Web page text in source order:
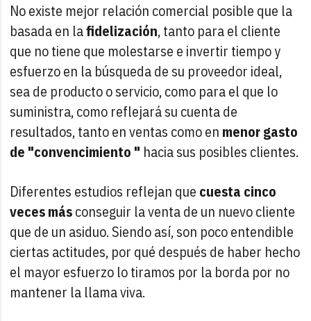
No existe mejor relación comercial posible que la
basada en lafidelización, tanto para el cliente
que no tiene que molestarse e invertir tiempo y
esfuerzo en la búsqueda de su proveedor ideal,
sea de producto o servicio, como para el que lo
suministra, como reflejará su cuenta de
resultados, tanto en ventas como en menor gasto
de "convencimiento " hacia sus posibles clientes.
Diferentes estudios reflejan que cuesta cinco
veces másconseguir la venta de un nuevo cliente
que de un asiduo. Siendo así, son poco entendible
ciertas actitudes, por qué después de haber hecho
el mayor esfuerzo lo tiramos por la borda por no
mantener la llama viva.